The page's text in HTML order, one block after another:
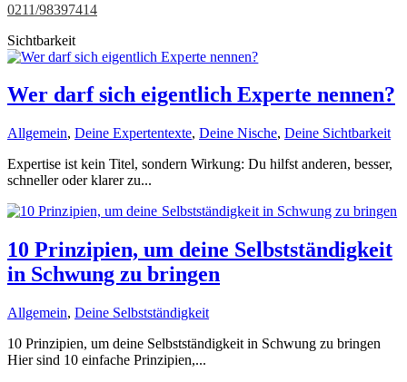
0211/98397414
Sichtbarkeit
Wer darf sich eigentlich Experte nennen?
Allgemein, Deine Expertentexte, Deine Nische, Deine Sichtbarkeit
Expertise ist kein Titel, sondern Wirkung: Du hilfst anderen, besser,
schneller oder klarer zu...
10 Prinzipien, um deine Selbstständigkeit
in Schwung zu bringen
Allgemein, Deine Selbstständigkeit
10 Prinzipien, um deine Selbstständigkeit in Schwung zu bringen
Hier sind 10 einfache Prinzipien,...